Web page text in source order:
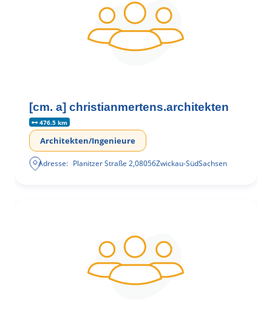
[cm. a] christianmertens.architekten
476.5 km
Architekten/Ingenieure
Adresse: Planitzer Straße 2,08056Zwickau-SüdSachsen